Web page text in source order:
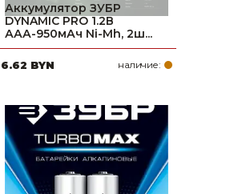
Аккумулятор ЗУБР
DYNAMIC PRO 1.2В
ААА-950мАч Ni-Mh, 2ш...
6.62 BYN наличие: